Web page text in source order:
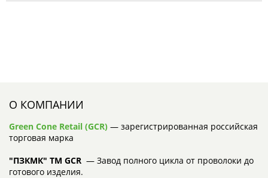
О КОМПАНИИ
Green Cone Retail (GCR) — зарегистрированная российская
торговая марка
"ПЗКМК" TM GCR — Завод полного цикла от проволоки до
готового изделия.